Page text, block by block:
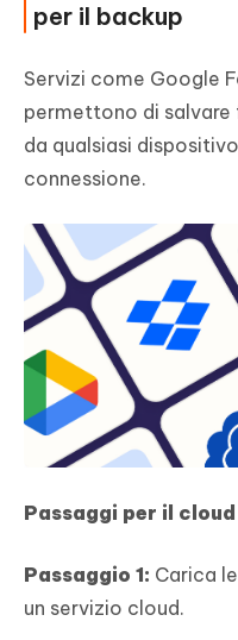
per il backup
Servizi come Google
permettono di
da qualsiasi
connessione.
Passaggi per il
Passaggio 1: Carica
un servizio cloud.